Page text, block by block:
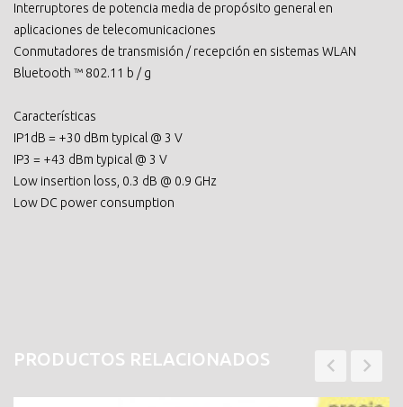
Interruptores de potencia media de propósito general en
aplicaciones de telecomunicaciones
Conmutadores de transmisión / recepción en sistemas WLAN
Bluetooth ™ 802.11 b / g
Características
IP1dB = +30 dBm typical @ 3 V
IP3 = +43 dBm typical @ 3 V
Low insertion loss, 0.3 dB @ 0.9 GHz
Low DC power consumption
PRODUCTOS RELACIONADOS